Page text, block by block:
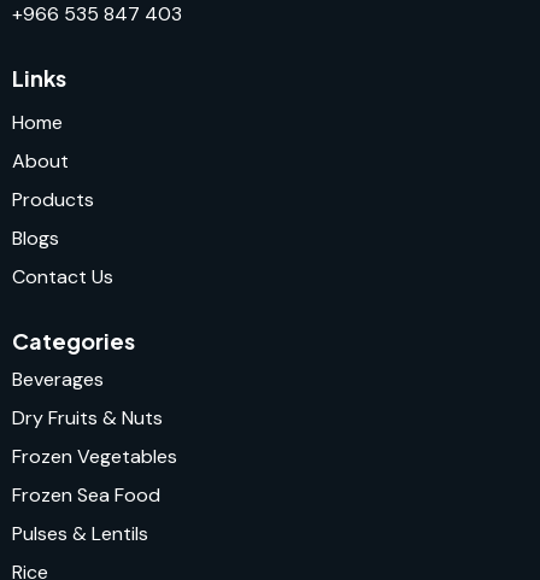
+966 535 847 403
Links
Home
About
Products
Blogs
Contact Us
Categories
Beverages
Dry Fruits & Nuts
Frozen Vegetables
Frozen Sea Food
Pulses & Lentils
Rice